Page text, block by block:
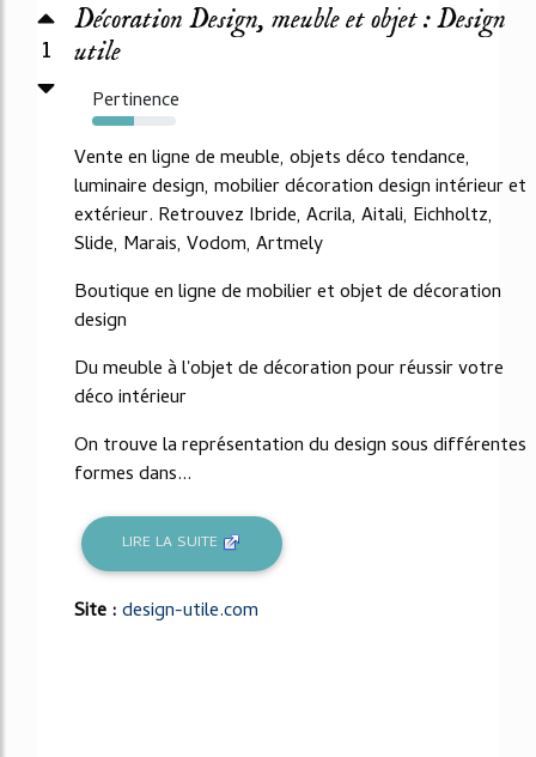
1
Décoration Design, meuble et objet : Design
utile
Pertinence
50%
Vente en ligne de meuble, objets déco tendance,
luminaire design, mobilier décoration design intérieur et
extérieur. Retrouvez Ibride, Acrila, Aitali, Eichholtz,
Slide, Marais, Vodom, Artmely
Boutique en ligne de mobilier et objet de décoration
design
Du meuble à l'objet de décoration pour réussir votre
déco intérieur
On trouve la représentation du design sous différentes
formes dans...
LIRE LA SUITE
Site :design-utile.com